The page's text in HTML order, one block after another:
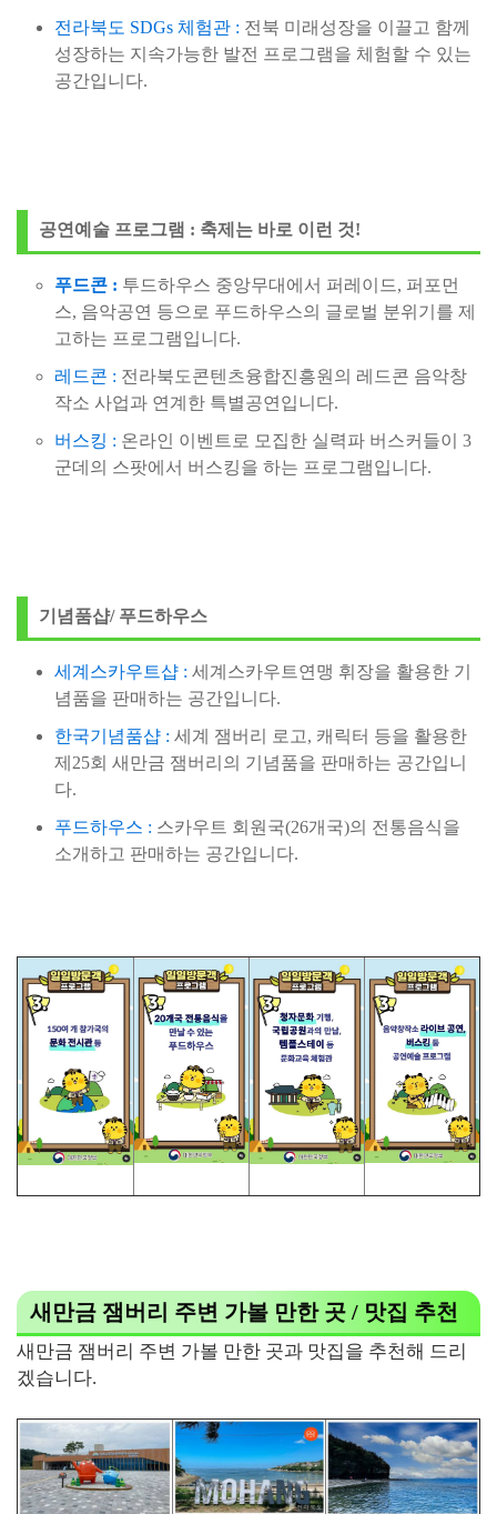
전라북도 SDGs 체험관 : 전북 미래성장을 이끌고 함께
성장하는 지속가능한 발전 프로그램을 체험할 수 있는
공간입니다.
공연예술 프로그램 : 축제는 바로 이런 것!
푸드콘 : 투드하우스 중앙무대에서 퍼레이드, 퍼포먼
스, 음악공연 등으로 푸드하우스의 글로벌 분위기를 제
고하는 프로그램입니다.
레드콘 : 전라북도콘텐츠융합진흥원의 레드콘 음악창
작소 사업과 연계한 특별공연입니다.
버스킹 : 온라인 이벤트로 모집한 실력파 버스커들이 3
군데의 스팟에서 버스킹을 하는 프로그램입니다.
기념품샵/ 푸드하우스
세계스카우트샵 : 세계스카우트연맹 휘장을 활용한 기
념품을 판매하는 공간입니다.
한국기념품샵 : 세계 잼버리 로고, 캐릭터 등을 활용한
제25회 새만금 잼버리의 기념품을 판매하는 공간입니
다.
푸드하우스 : 스카우트 회원국(26개국)의 전통음식을
소개하고 판매하는 공간입니다.
새만금 잼버리 주변 가볼 만한 곳 / 맛집 추천
새만금 잼버리 주변 가볼 만한 곳과 맛집을 추천해 드리
겠습니다.